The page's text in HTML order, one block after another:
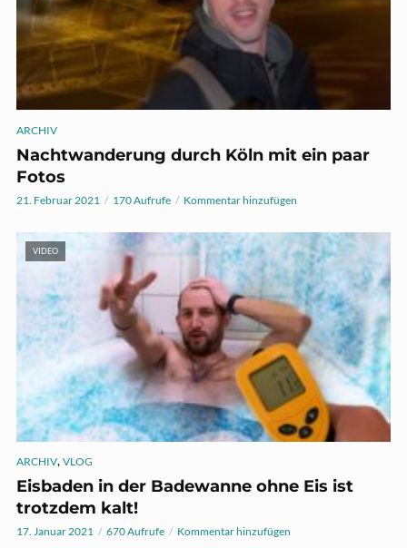
ARCHIV
Nachtwanderung durch Köln mit ein paar
Fotos
21. Februar 2021 170 Aufrufe Kommentar hinzufügen
VIDEO
ARCHIV, VLOG
Eisbaden in der Badewanne ohne Eis ist
trotzdem kalt!
17. Januar 2021 670 Aufrufe Kommentar hinzufügen